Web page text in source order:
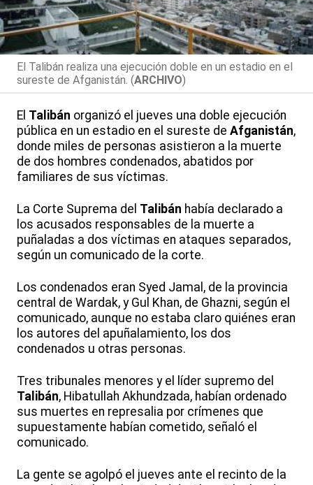
El Talibán realiza una ejecución doble en un estadio en el
sureste de Afganistán. (ARCHIVO)
El Talibán organizó el jueves una doble ejecución
pública en un estadio en el sureste de Afganistán,
donde miles de personas asistieron a la muerte
de dos hombres condenados, abatidos por
familiares de sus víctimas.
La Corte Suprema del Talibán había declarado a
los acusados responsables de la muerte a
puñaladas a dos víctimas en ataques separados,
según un comunicado de la corte.
Los condenados eran Syed Jamal, de la provincia
central de Wardak, y Gul Khan, de Ghazni, según el
comunicado, aunque no estaba claro quiénes eran
los autores del apuñalamiento, los dos
condenados u otras personas.
Tres tribunales menores y el líder supremo del
Talibán, Hibatullah Akhundzada, habían ordenado
sus muertes en represalia por crímenes que
supuestamente habían cometido, señaló el
comunicado.
La gente se agolpó el jueves ante el recinto de la